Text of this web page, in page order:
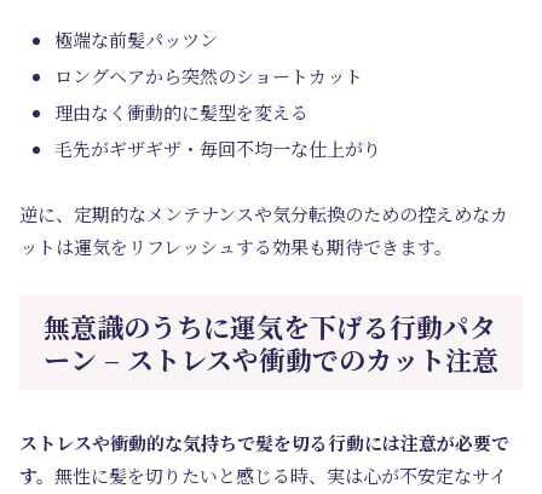
極端な前髪パッツン
ロングヘアから突然のショートカット
理由なく衝動的に髪型を変える
毛先がギザギザ・毎回不均一な仕上がり
逆に、定期的なメンテナンスや気分転換のための控えめなカ
ットは運気をリフレッシュする効果も期待できます。
無意識のうちに運気を下げる行動パタ
ーン – ストレスや衝動でのカット注意
ストレスや衝動的な気持ちで髪を切る行動には注意が必要で
す。 無性に髪を切りたいと感じる時、実は心が不安定なサイ